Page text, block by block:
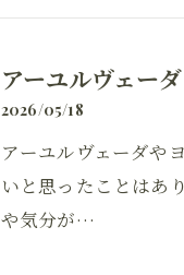
アーユルヴェー
2026/05/18
アーユルヴェーダや
いと思ったことはあ
や気分が…